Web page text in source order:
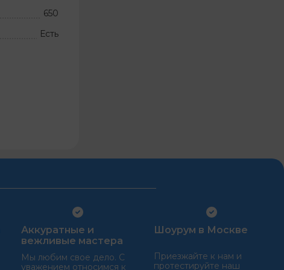
650
Есть
Аккуратные и
вежливые мастера
Мы любим свое дело. С
уважением относимся к
Шоурум в Москве
Приезжайте к нам и
протестируйте наш